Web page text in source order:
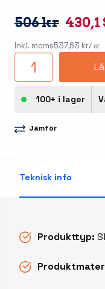
506 kr 430,1
Inkl. moms537,63 kr/ st
100+ i lager
Jämför
Teknisk info
Produkttyp: